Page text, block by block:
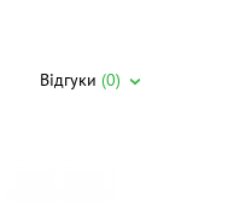
Відгуки (0)